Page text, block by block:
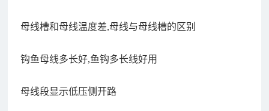
母线槽和母线温度差,母线与母线槽的区别
钩鱼母线多长好,鱼钩多长线好用
母线段显示低压侧开路